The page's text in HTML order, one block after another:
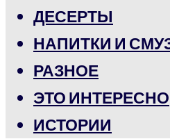
ДЕСЕРТЫ
НАПИТКИ И
РАЗНОЕ
ЭТО ИНТЕРЕСНО
ИСТОРИИ